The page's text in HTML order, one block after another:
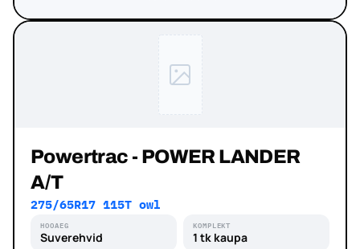
Powertrac - POWER LANDER
A/T
275/65R17 115T owl
HOOAEG
Suverehvid
KOMPLEKT
1 tk kaupa